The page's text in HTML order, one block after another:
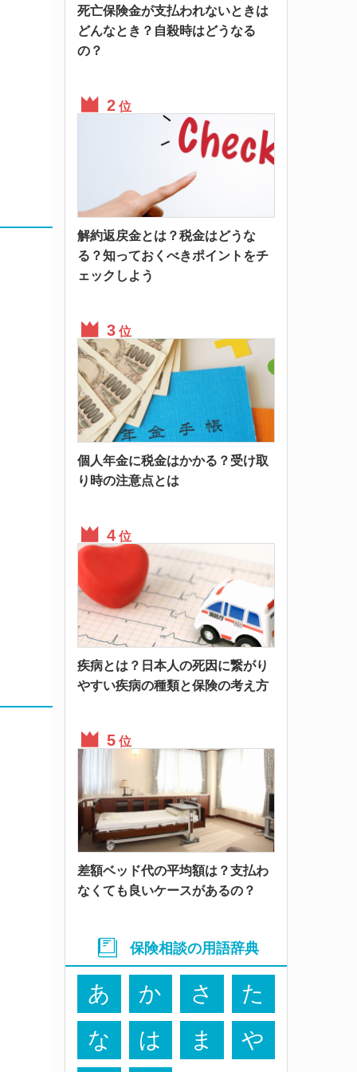
死亡保険金が支払われないときは
どんなとき？自殺時はどうなる
の？
位
解約返戻金とは？税金はどうな
る？知っておくべきポイントをチ
ェックしよう
位
個人年金に税金はかかる？受け取
り時の注意点とは
位
疾病とは？日本人の死因に繋がり
やすい疾病の種類と保険の考え方
位
差額ベッド代の平均額は？支払わ
なくても良いケースがあるの？
保険相談の用語辞典
あ か さ
た
な
は ま や